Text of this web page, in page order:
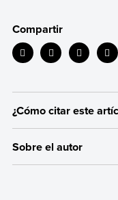
Compartir
¿Cómo citar este
dar crédito a los
plagio. Además,
Sobre el autor